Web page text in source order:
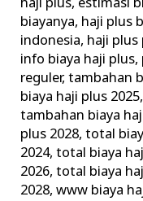
haji plus, estimasi
biayanya, haji plus
indonesia, haji plus
info biaya haji plus,
reguler,tambahan
biaya haji plus 2025
tambahan biaya
plus 2028,total
2024,total biaya
2026,total biaya
2028,www biaya